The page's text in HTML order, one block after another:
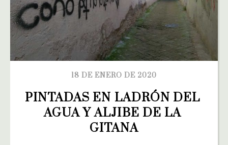
18 DE ENERO DE 2020
PINTADAS EN LADRÓN DEL
AGUA Y ALJIBE DE LA
GITANA